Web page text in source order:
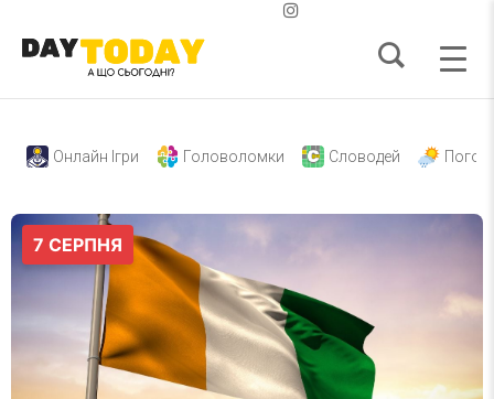
Онлайн Ігри Головоломки Словодей